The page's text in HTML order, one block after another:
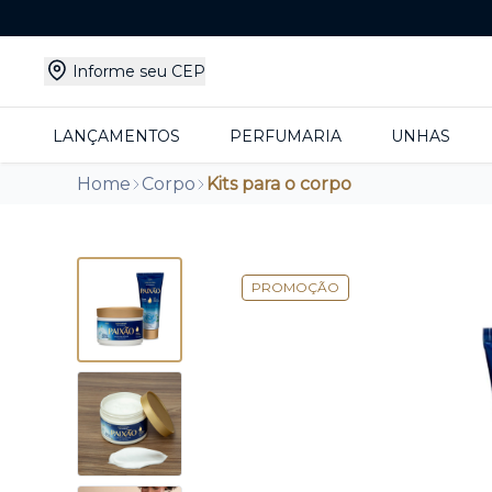
Informe seu CEP
LANÇAMENTOS PERFUMARIA UNHAS
Home Corpo Kits para o corpo
PROMOÇÃO